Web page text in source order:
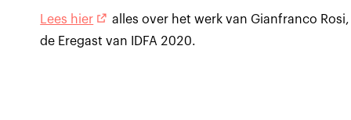
Lees hier
alles over het werk van Gianfranco Rosi,
de Eregast van IDFA 2020.